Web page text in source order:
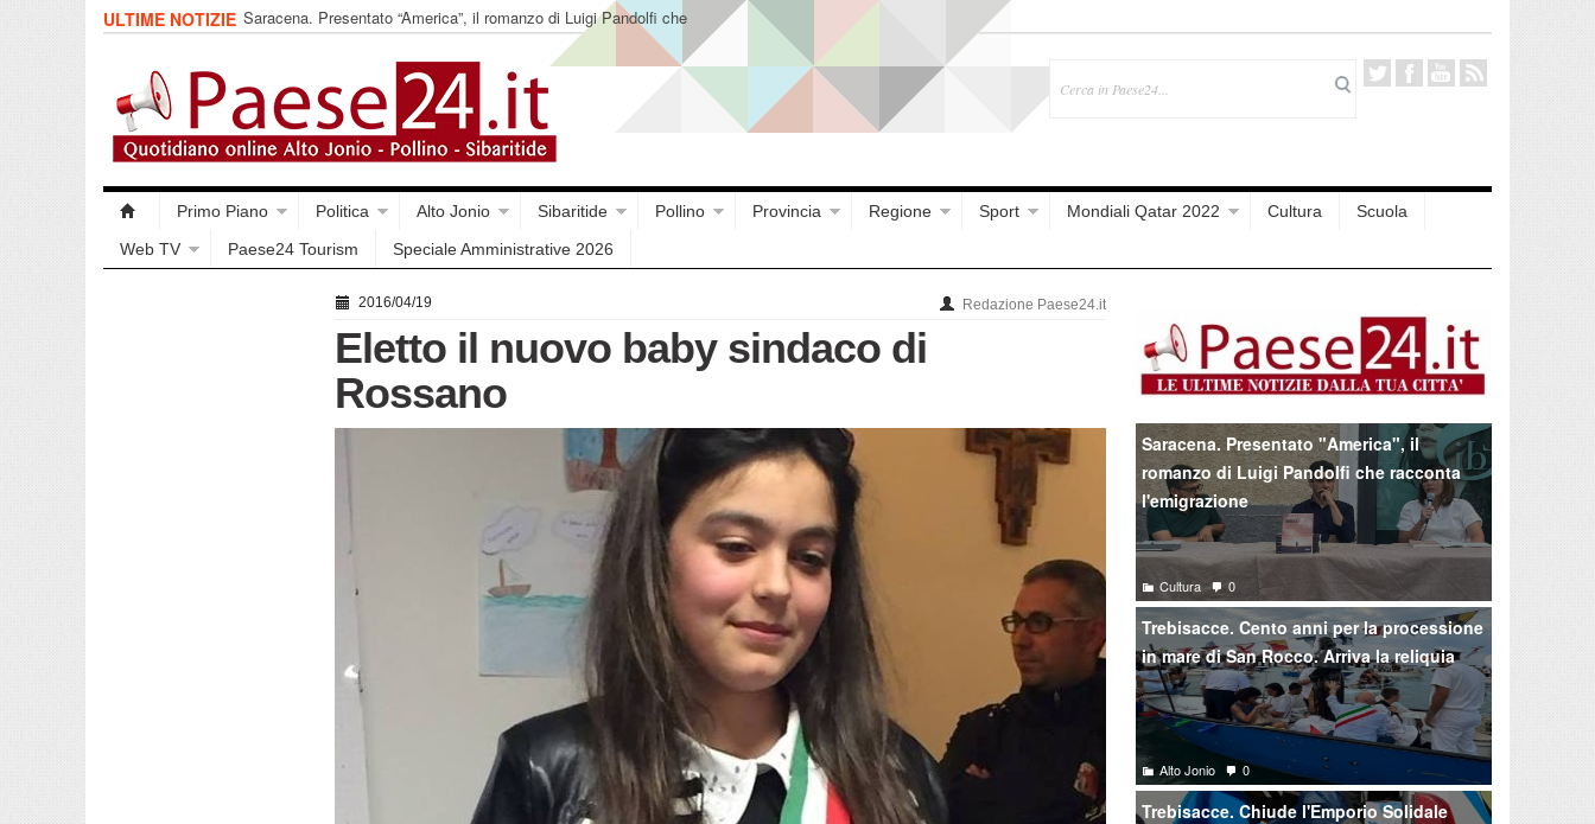
ULTIME NOTIZIE Saracena. Presentato “America”, il romanzo di Luigi Pandolfi che
racconta l’emigrazione
Primo Piano Politica Alto Jonio Sibaritide Pollino Provincia Regione Sport Mondiali Qatar 2022 Cultura
Scuola
Web TV
Paese24 Tourism Speciale Amministrative 2026
2016/04/19 Redazione Paese24.it
Eletto il nuovo baby sindaco di
Rossano
Saracena. Presentato "America", il
romanzo di Luigi Pandolfi che racconta
l'emigrazione
Cultura 0
Trebisacce. Cento anni per la processione
in mare di San Rocco. Arriva la reliquia
Alto Jonio 0
Trebisacce. Chiude l'Emporio Solidale